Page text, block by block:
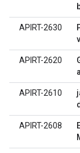
APIRT-2630
APIRT-2620
APIRT-2610
APIRT-2608